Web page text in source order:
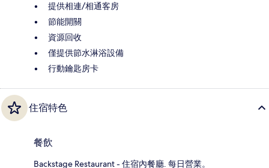
提供相連/相通客房
節能開關
資源回收
僅提供節水淋浴設備
行動鑰匙房卡
住宿特色
餐飲
Backstage Restaurant - 住宿內餐廳. 每日營業。